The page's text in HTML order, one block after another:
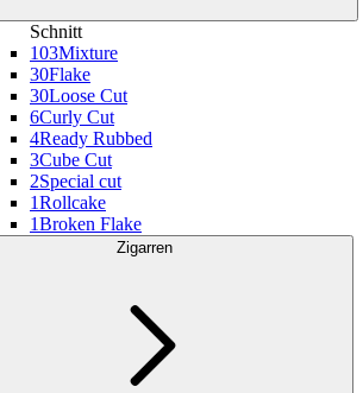
Schnitt
103Mixture
30Flake
30Loose Cut
6Curly Cut
4Ready Rubbed
3Cube Cut
2Special cut
1Rollcake
1Broken Flake
Zigarren